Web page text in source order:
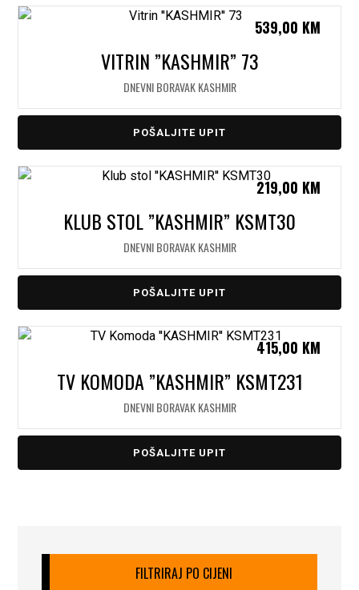
VITRIN ”KASHMIR” 73
DNEVNI BORAVAK KASHMIR
539,00 KM
POŠALJITE UPIT
KLUB STOL ”KASHMIR” KSMT30
DNEVNI BORAVAK KASHMIR
219,00 KM
POŠALJITE UPIT
TV KOMODA ”KASHMIR” KSMT231
DNEVNI BORAVAK KASHMIR
415,00 KM
POŠALJITE UPIT
FILTRIRAJ PO CIJENI